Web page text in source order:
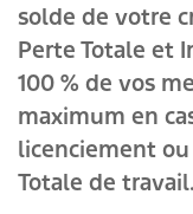
solde de votre
Perte Totale et
100 % de vos
maximum en
licenciement ou
Totale de travail.